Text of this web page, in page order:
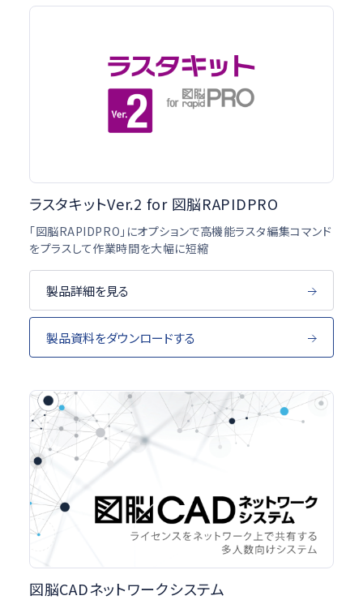
ラスタキットVer.2 for 図脳RAPIDPRO
「図脳RAPIDPRO」にオプションで高機能ラスタ編集コマンド
をプラスして作業時間を大幅に短縮
製品詳細を見る
製品資料をダウンロードする
図脳CADネットワークシステム